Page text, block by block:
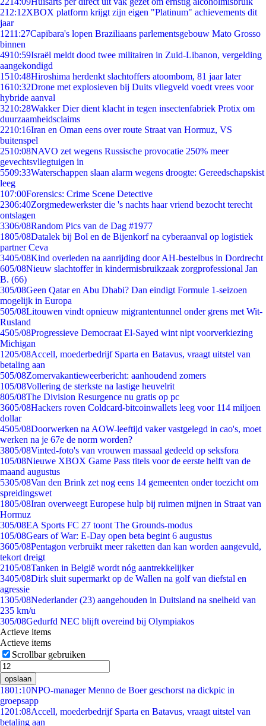
212:12XBOX platform krijgt zijn eigen "Platinum" achievements dit
jaar
1211:27Capibara's lopen Braziliaans parlementsgebouw Mato Grosso
binnen
4910:59Israël meldt dood twee militairen in Zuid-Libanon, vergelding
aangekondigd
1510:48Hiroshima herdenkt slachtoffers atoombom, 81 jaar later
1610:32Drone met explosieven bij Duits vliegveld voedt vrees voor
hybride aanval
3210:28Wakker Dier dient klacht in tegen insectenfabriek Protix om
duurzaamheidsclaims
2210:16Iran en Oman eens over route Straat van Hormuz, VS
buitenspel
2510:08NAVO zet wegens Russische provocatie 250% meer
gevechtsvliegtuigen in
5509:33Waterschappen slaan alarm wegens droogte: Gereedschapskist
leeg
107:00Forensics: Crime Scene Detective
2306:40Zorgmedewerkster die 's nachts haar vriend bezocht terecht
ontslagen
3306/08Random Pics van de Dag #1977
1805/08Datalek bij Bol en de Bijenkorf na cyberaanval op logistiek
partner Ceva
3405/08Kind overleden na aanrijding door AH-bestelbus in Dordrecht
605/08Nieuw slachtoffer in kindermisbruikzaak zorgprofessional Jan
B. (66)
305/08Geen Qatar en Abu Dhabi? Dan eindigt Formule 1-seizoen
mogelijk in Europa
505/08Litouwen vindt opnieuw migrantentunnel onder grens met Wit-
Rusland
4505/08Progressieve Democraat El-Sayed wint nipt voorverkiezing
Michigan
1205/08Accell, moederbedrijf Sparta en Batavus, vraagt uitstel van
betaling aan
505/08Zomervakantieweerbericht: aanhoudend zomers
105/08Vollering de sterkste na lastige heuvelrit
805/08The Division Resurgence nu gratis op pc
3605/08Hackers roven Coldcard-bitcoinwallets leeg voor 114 miljoen
dollar
4505/08Doorwerken na AOW-leeftijd vaker vastgelegd in cao's, moet
werken na je 67e de norm worden?
3805/08Vinted-foto's van vrouwen massaal gedeeld op seksfora
105/08Nieuwe XBOX Game Pass titels voor de eerste helft van de
maand augustus
5305/08Van den Brink zet nog eens 14 gemeenten onder toezicht om
spreidingswet
1805/08Iran overweegt Europese hulp bij ruimen mijnen in Straat van
Hormuz
305/08EA Sports FC 27 toont The Grounds-modus
105/08Gears of War: E-Day open beta begint 6 augustus
3605/08Pentagon verbruikt meer raketten dan kan worden aangevuld,
tekort dreigt
2105/08Tanken in België wordt nóg aantrekkelijker
3405/08Dirk sluit supermarkt op de Wallen na golf van diefstal en
agressie
1305/08Nederlander (23) aangehouden in Duitsland na snelheid van
235 km/u
305/08Gedurfd NEC blijft overeind bij Olympiakos
Actieve items
Actieve items
Scrollbar gebruiken
opslaan
1801:10NPO-manager Menno de Boer geschorst na dickpic in
groepsapp
1201:08Accell, moederbedrijf Sparta en Batavus, vraagt uitstel van
betaling aan